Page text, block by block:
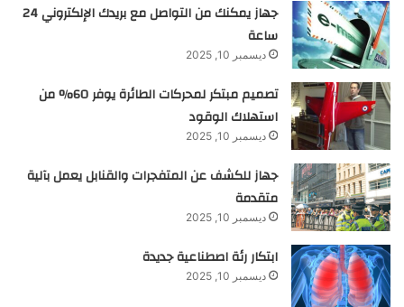
جهاز يمكنك من التواصل مع بريدك الإلكتروني 24
ساعة
ديسمبر 10, 2025
تصميم مبتكر لمحركات الطائرة يوفر 60% من
استهلاك الوقود
ديسمبر 10, 2025
جهاز للكشف عن المتفجرات والقنابل يعمل بآلية
متقدمة
ديسمبر 10, 2025
ابتكار رئة اصطناعية جديدة
ديسمبر 10, 2025